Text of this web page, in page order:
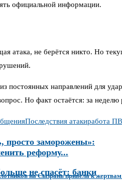
официальной информации.
атака, не берётся никто. Но
из постоянных направлений для
Но факт остаётся: за неделю
Последствия атакиработа
просто заморожены»:
реформу...
не спасёт: банки
на Сызрань привела к